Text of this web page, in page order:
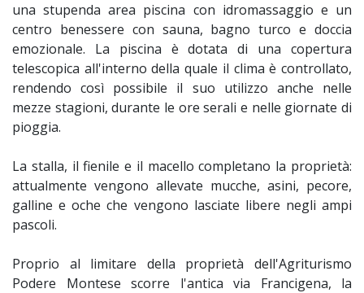
una stupenda area piscina con idromassaggio e un
centro benessere con sauna, bagno turco e doccia
emozionale. La piscina è dotata di una copertura
telescopica all'interno della quale il clima è controllato,
rendendo così possibile il suo utilizzo anche nelle
mezze stagioni, durante le ore serali e nelle giornate di
pioggia.
La stalla, il fienile e il macello completano la proprietà:
attualmente vengono allevate mucche, asini, pecore,
galline e oche che vengono lasciate libere negli ampi
pascoli.
Proprio al limitare della proprietà dell'Agriturismo
Podere Montese scorre l'antica via Francigena, la